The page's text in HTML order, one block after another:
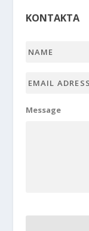
KONTAKTA
adress *
Message